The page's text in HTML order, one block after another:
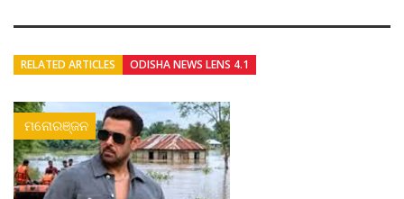
RELATED ARTICLES ODISHA NEWS LENS 4.1
ମନୋରଞ୍ଜନ